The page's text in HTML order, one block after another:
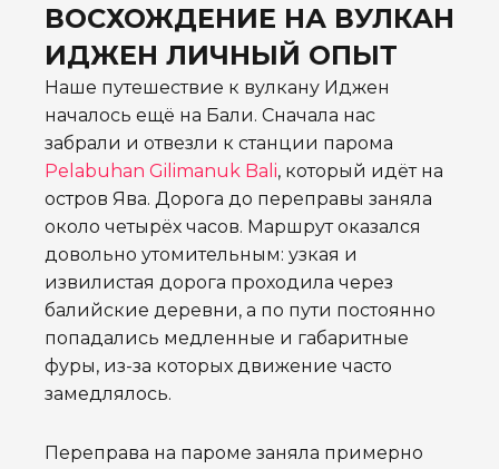
ВОСХОЖДЕНИЕ НА ВУЛКАН
ИДЖЕН ЛИЧНЫЙ ОПЫТ
Наше путешествие к вулкану Иджен
началось ещё на Бали. Сначала нас
забрали и отвезли к станции парома
Pelabuhan Gilimanuk Bali, который идёт на
остров Ява. Дорога до переправы заняла
около четырёх часов. Маршрут оказался
довольно утомительным: узкая и
извилистая дорога проходила через
балийские деревни, а по пути постоянно
попадались медленные и габаритные
фуры, из-за которых движение часто
замедлялось.
Переправа на пароме заняла примерно